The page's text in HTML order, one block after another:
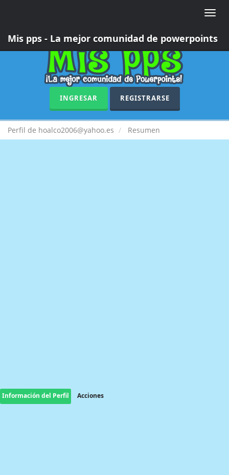
Toggle
Mis pps - La mejor comunidad de powerpoints
INGRESAR REGISTRARSE
Perfil de hoalco2006@yahoo.es Resumen
Información del Perfil Acciones